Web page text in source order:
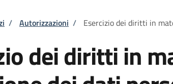
di pane
/ Autorizzazioni / Esercizio dei diritti in
dei diritti in